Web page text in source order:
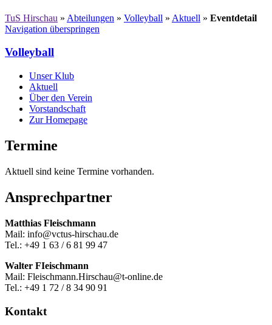
TuS Hirschau » Abteilungen » Volleyball » Aktuell » Eventdetail
Navigation überspringen
Volleyball
Unser Klub
Aktuell
Über den Verein
Vorstandschaft
Zur Homepage
Termine
Aktuell sind keine Termine vorhanden.
Ansprechpartner
Matthias Fleischmann
Mail: info@vctus-hirschau.de
Tel.: +49 1 63 / 6 81 99 47
Walter FIeischmann
Mail: Fleischmann.Hirschau@t-online.de
Tel.: +49 1 72 / 8 34 90 91
Kontakt